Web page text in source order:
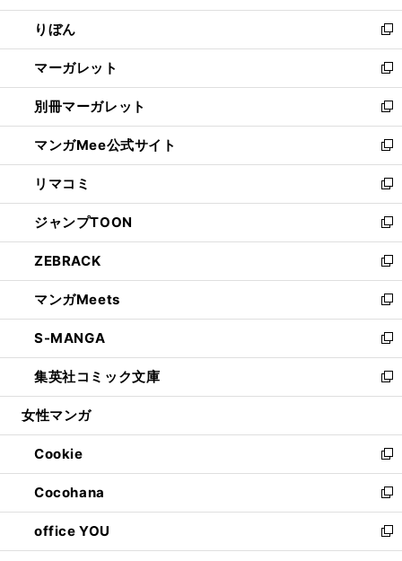
開
く
ウ
で
開
く
ン
ド
ウ
で
開
く
ウ
ィ
ン
ド
ウ
で
開
く
りぼん
新
し
い
ウ
ィ
ン
ド
ウ
で
開
く
マーガレット
新
し
い
ウ
ィ
ン
ド
ウ
で
開
く
別冊マーガレット
新
し
い
ウ
ィ
ン
ド
ウ
で
開
く
マンガMee公式サイト
新
し
い
ウ
ィ
ン
ド
ウ
で
開
く
リマコミ
新
し
い
ウ
ィ
ン
ド
ウ
で
開
く
ジャンプTOON
新
し
い
ウ
ィ
ン
ド
ウ
で
開
ZEBRACK
新
し
い
ウ
ィ
ン
ド
ウ
開
く
マンガMeets
新
し
い
ウ
ィ
ン
ウ
で
開
く
S-MANGA
新
し
い
ウ
ン
ド
ウ
で
開
く
集英社コミック文庫
新
し
ウ
ィ
ン
ド
ウ
で
開
女性マンガ
Cookie
新
し
い
ウ
ィ
ン
Cocohana
新
し
い
ウ
office YOU
新
し